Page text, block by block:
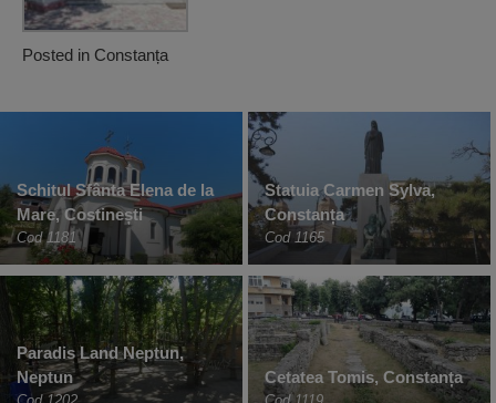
Posted in Constanța
Schitul Sfânta Elena de la
Mare, Costinești
Cod 1181
Statuia Carmen Sylva,
Constanța
Cod 1165
Paradis Land Neptun,
Neptun
Cetatea Tomis, Constanța